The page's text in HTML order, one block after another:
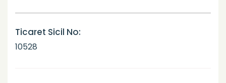
Ticaret Sicil No:
10528